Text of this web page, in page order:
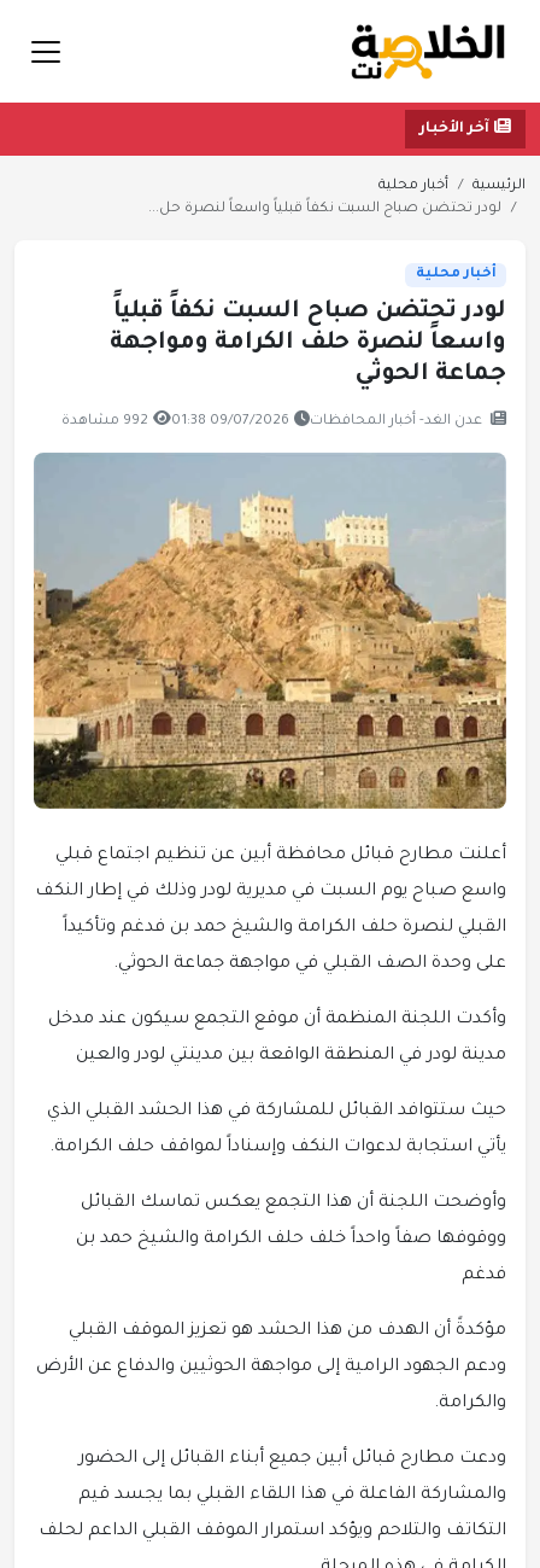
آخر الأخبار
الرئيسية
أخبار محلية
لودر تحتضن صباح السبت نكفاً قبلياً واسعاً لنصرة حل...
أخبار محلية
لودر تحتضن صباح السبت نكفاً قبلياً
واسعاً لنصرة حلف الكرامة ومواجهة
جماعة الحوثي
عدن الغد- أخبار المحافظات 09/07/2026 01:38 992 مشاهدة
أعلنت مطارح قبائل محافظة أبين عن تنظيم اجتماع قبلي
واسع صباح يوم السبت في مديرية لودر وذلك في إطار النكف
القبلي لنصرة حلف الكرامة والشيخ حمد بن فدغم وتأكيداً
على وحدة الصف القبلي في مواجهة جماعة الحوثي.
وأكدت اللجنة المنظمة أن موقع التجمع سيكون عند مدخل
مدينة لودر في المنطقة الواقعة بين مدينتي لودر والعين
حيث ستتوافد القبائل للمشاركة في هذا الحشد القبلي الذي
يأتي استجابة لدعوات النكف وإسناداً لمواقف حلف الكرامة.
وأوضحت اللجنة أن هذا التجمع يعكس تماسك القبائل
ووقوفها صفاً واحداً خلف حلف الكرامة والشيخ حمد بن
فدغم
مؤكدةً أن الهدف من هذا الحشد هو تعزيز الموقف القبلي
ودعم الجهود الرامية إلى مواجهة الحوثيين والدفاع عن الأرض
والكرامة.
ودعت مطارح قبائل أبين جميع أبناء القبائل إلى الحضور
والمشاركة الفاعلة في هذا اللقاء القبلي بما يجسد قيم
التكاتف والتلاحم ويؤكد استمرار الموقف القبلي الداعم لحلف